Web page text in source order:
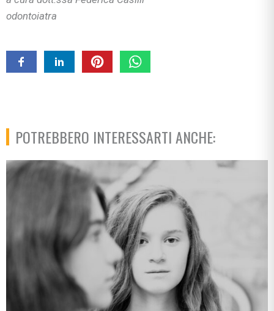
odontoiatra
POTREBBERO INTERESSARTI ANCHE: